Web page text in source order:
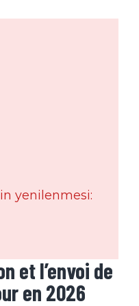
yenilenmesi:
et l’envoi de
en 2026